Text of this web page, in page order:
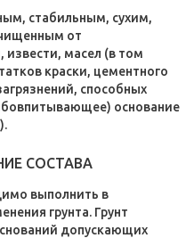
стабильным, сухим,
от
масел (в том
краски, цементного
способных
основание
СОСТАВА
выполнить в
грунта. Грунт
допускающих